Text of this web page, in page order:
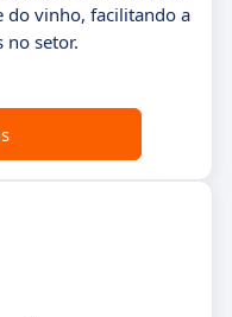
do vinho, facilitando a
no setor.